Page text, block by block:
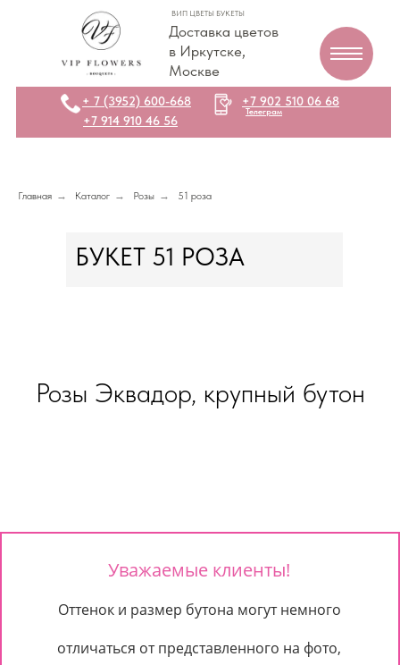
Доставка цветов
в Иркутске,
Москве
ВИП ЦВЕТЫ БУКЕТЫ
+7 914 910 46 56
+7 902 510 06 68
Телеграм
+ 7 (3952) 600-668
Главная → Каталог → Розы → 51 роза
БУКЕТ 51 РОЗА
Розы Эквадор, крупный бутон
Уважаемые клиенты!
Оттенок и размер бутона могут немного
отличаться от представленного на фото,